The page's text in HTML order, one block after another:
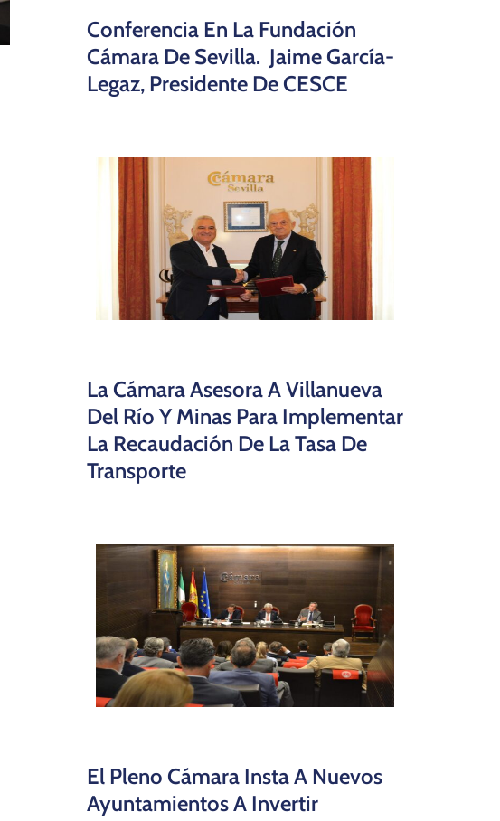
Conferencia En La Fundación
Cámara De Sevilla. Jaime García-
Legaz, Presidente De CESCE
La Cámara Asesora A Villanueva
Del Río Y Minas Para Implementar
La Recaudación De La Tasa De
Transporte
El Pleno Cámara Insta A Nuevos
Ayuntamientos A Invertir